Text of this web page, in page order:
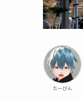
たーびん